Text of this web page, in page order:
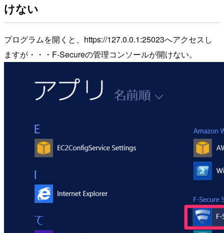
けない
プログラムを開くと、https://127.0.0.1:25023へアクセスし
ますが・・・F-Secureの管理コンソールが開けない。